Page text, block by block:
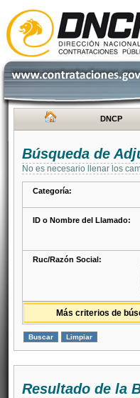
DNCP
Búsqueda de
No es necesario llenar los
Categoría:
ID o Nombre del Llamado:
Ruc/Razón Social:
Más criterios de
Resultado de la